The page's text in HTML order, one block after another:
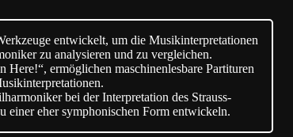
entwickelt, um die Musikinterpretationen
zu analysieren und zu vergleichen.
ermöglichen maschinenlesbare Partituren
bei der Interpretation des Strauss-
einer eher symphonischen Form entwickeln.